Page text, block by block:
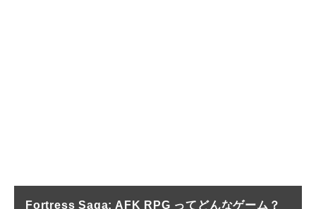
Fortress Saga: AFK RPG ってどんなゲーム？